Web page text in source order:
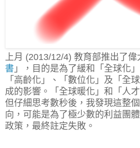
上月 (2013/12/4) 教育部推出了偉
書 」，目的是為了緩和「全球化
「高齡化」、「數位化」及「全
成的影響。「全球暖化」和「人
但仔細思考數秒後，我發現這整
向，可能是為了極少數的利益團
政策，最終註定失敗。